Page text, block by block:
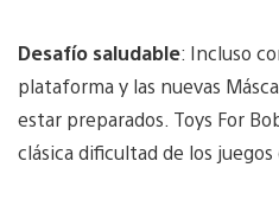
Desafío saludable: Incluso
plataforma y las nuevas
estar preparados. Toys For
clásica dificultad de los